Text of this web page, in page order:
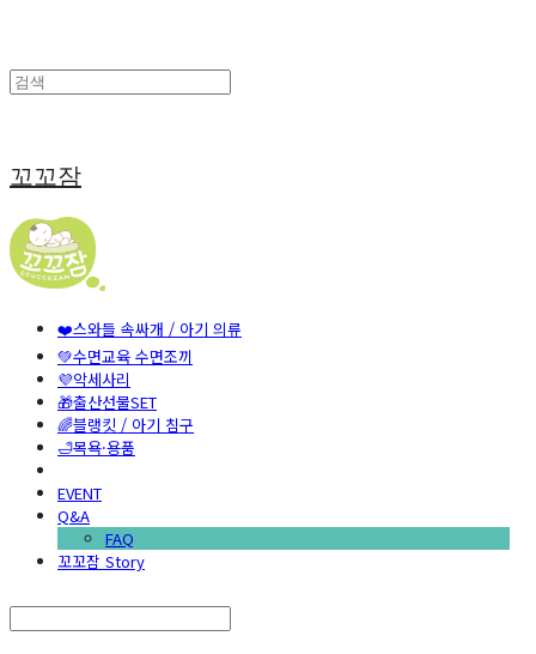
꼬꼬잠
❤️스와들 속싸개 / 아기 의류
💚수면교육 수면조끼
💜악세사리
🎁출산선물SET
🌈블랭킷 / 아기 침구
🛁목욕·용품
EVENT
Q&A
FAQ
꼬꼬잠 Story